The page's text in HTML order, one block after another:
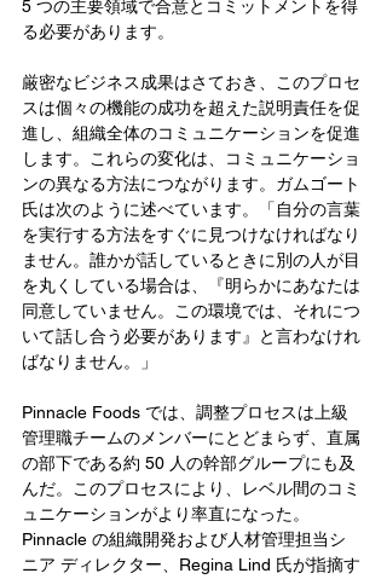
5 つの主要領域で合意とコミットメントを得
る必要があります。
厳密なビジネス成果はさておき、このプロセ
スは個々の機能の成功を超えた説明責任を促
進し、組織全体のコミュニケーションを促進
します。これらの変化は、コミュニケーショ
ンの異なる方法につながります。ガムゴート
氏は次のように述べています。「自分の言葉
を実行する方法をすぐに見つけなければなり
ません。誰かが話しているときに別の人が目
を丸くしている場合は、『明らかにあなたは
同意していません。この環境では、それにつ
いて話し合う必要があります』と言わなけれ
ばなりません。」
Pinnacle Foods では、調整プロセスは上級
管理職チームのメンバーにとどまらず、直属
の部下である約 50 人の幹部グループにも及
んだ。このプロセスにより、レベル間のコミ
ュニケーションがより率直になった。
Pinnacle の組織開発および人材管理担当シ
ニア ディレクター、Regina Lind 氏が指摘す